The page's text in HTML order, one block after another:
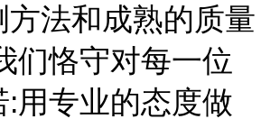
方法和成熟的质量
们恪守对每一位
:用专业的态度做